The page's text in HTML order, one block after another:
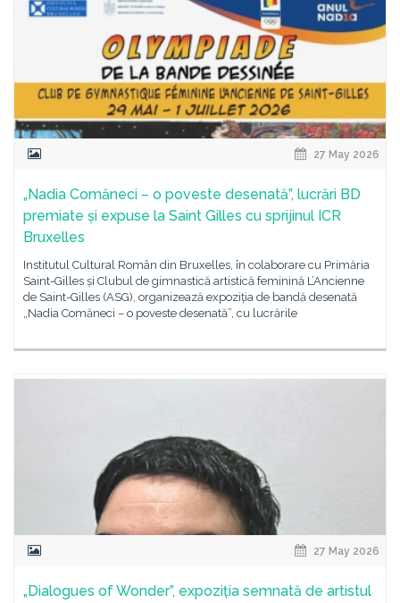
27 May 2026
„Nadia Comăneci – o poveste desenată”, lucrări BD
premiate și expuse la Saint Gilles cu sprijinul ICR
Bruxelles
Institutul Cultural Român din Bruxelles, în colaborare cu Primăria
Saint-Gilles și Clubul de gimnastică artistică feminină L’Ancienne
de Saint-Gilles (ASG), organizează expoziția de bandă desenată
„Nadia Comăneci – o poveste desenată”, cu lucrările
27 May 2026
„Dialogues of Wonder”, expoziția semnată de artistul